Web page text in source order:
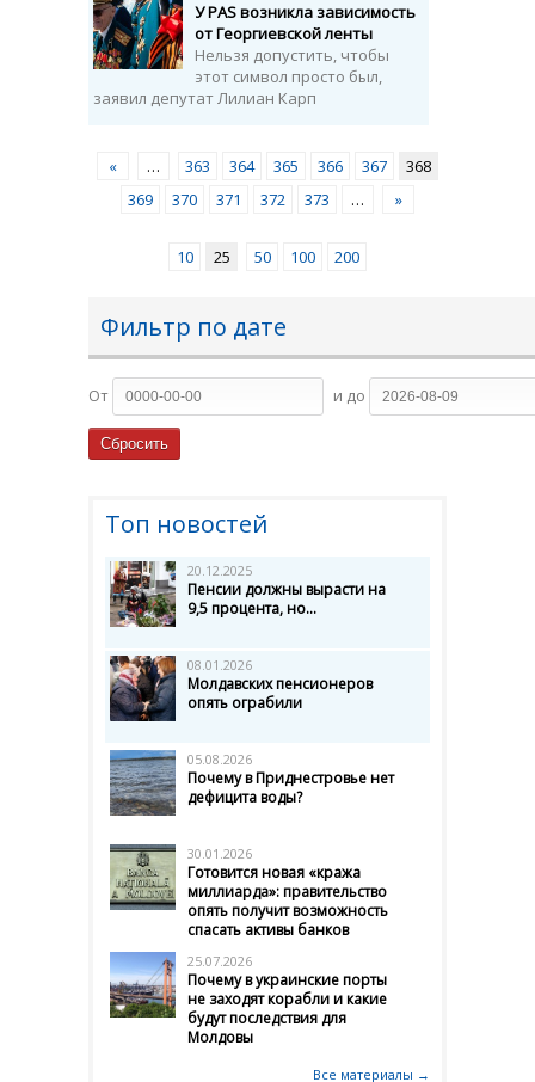
У PAS возникла зависимость
от Георгиевской ленты
Нельзя допустить, чтобы
этот символ просто был,
заявил депутат Лилиан Карп
« … 363 364 365 366 367
368
369
370 371 372 373 … »
10 25 50 100 200
Фильтр по дате
От и до
Топ новостей
20.12.2025
Пенсии должны вырасти на
9,5 процента, но...
08.01.2026
Молдавских пенсионеров
опять ограбили
05.08.2026
Почему в Приднестровье нет
дефицита воды?
30.01.2026
Готовится новая «кража
миллиарда»: правительство
опять получит возможность
спасать активы банков
25.07.2026
Почему в украинские порты
не заходят корабли и какие
будут последствия для
Молдовы
Все материалы →